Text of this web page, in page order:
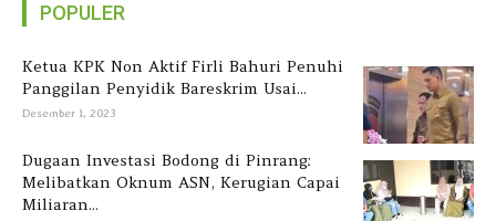
POPULER
Ketua KPK Non Aktif Firli Bahuri Penuhi
Panggilan Penyidik Bareskrim Usai...
Desember 1, 2023
Dugaan Investasi Bodong di Pinrang:
Melibatkan Oknum ASN, Kerugian Capai
Miliaran...